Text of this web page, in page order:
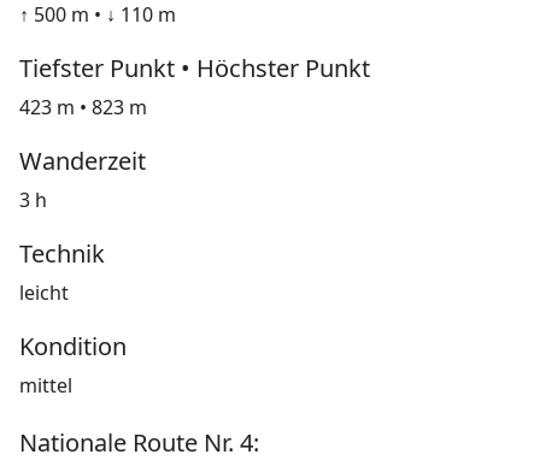
↑ 500 m • ↓ 110 m
Tiefster Punkt • Höchster Punkt
423 m • 823 m
Wanderzeit
3 h
Technik
leicht
Kondition
mittel
Nationale Route Nr. 4: